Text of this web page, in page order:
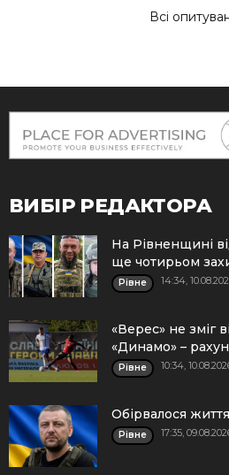
Всі
ВИБІР РЕДАКТОРА
На Рівненщині
ще чотирьом
Рівне 14:34,
«Верес» не зміг
«Динамо» –
Рівне 10:34,
Обірвалося
Рівне 17:35,